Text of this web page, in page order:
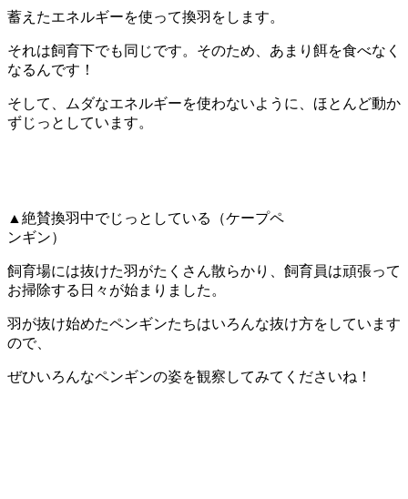
蓄えたエネルギーを使って換羽をします。
それは飼育下でも同じです。そのため、あまり餌を食べなく
なるんです！
そして、ムダなエネルギーを使わないように、ほとんど動か
ずじっとしています。
▲絶賛換羽中でじっとしている（ケープペ
ンギン）
飼育場には抜けた羽がたくさん散らかり、飼育員は頑張って
お掃除する日々が始まりました。
羽が抜け始めたペンギンたちはいろんな抜け方をしています
ので、
ぜひいろんなペンギンの姿を観察してみてくださいね！